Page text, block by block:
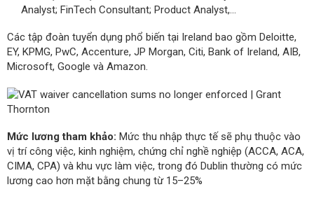
Analyst; FinTech Consultant; Product Analyst,...
Các tập đoàn tuyển dụng phổ biến tại Ireland bao gồm Deloitte,
EY, KPMG, PwC, Accenture, JP Morgan, Citi, Bank of Ireland, AIB,
Microsoft, Google và Amazon.
Mức lương tham khảo: Mức thu nhập thực tế sẽ phụ thuộc vào
vị trí công việc, kinh nghiệm, chứng chỉ nghề nghiệp (ACCA, ACA,
CIMA, CPA) và khu vực làm việc, trong đó Dublin thường có mức
lương cao hơn mặt bằng chung từ 15–25%